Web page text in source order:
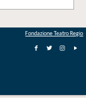
Fondazione Teatro Regio